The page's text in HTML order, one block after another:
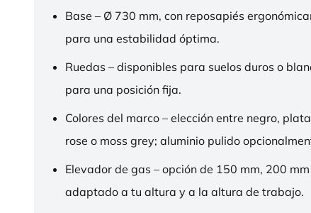
Base – Ø 730 mm, con reposapiés
para una estabilidad óptima.
Ruedas – disponibles para suelos duros o
para una posición fija.
Colores del marco – elección entre negro,
rose o moss grey; aluminio pulido
Elevador de gas – opción de 150 mm, 200
adaptado a tu altura y a la altura de trabajo.